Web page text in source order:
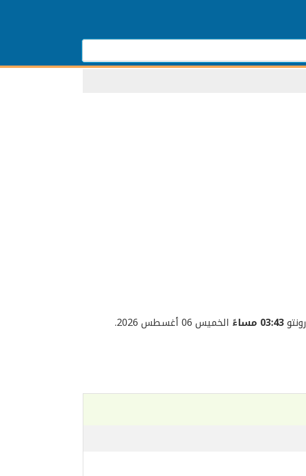
03:43 مساءً
الخميس 06 أغسطس 2026.